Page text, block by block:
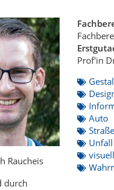
Raucheis
durch
Prof'in
Auto
Unfall
visuell